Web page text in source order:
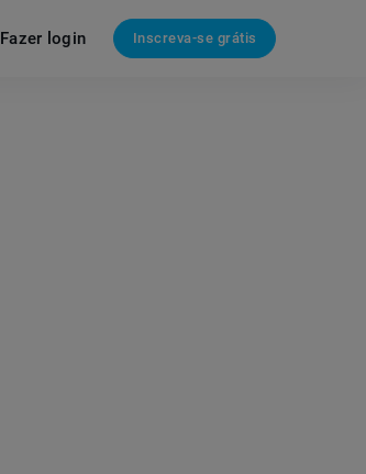
Fazer login Inscreva-se grátis